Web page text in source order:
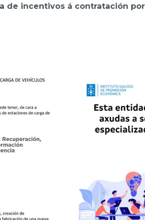
de incentivos á contratación